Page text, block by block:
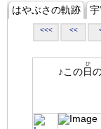
はやぶさの軌跡
<<< <<
♪この日
ひ